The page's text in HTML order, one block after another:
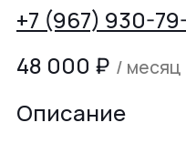
+7 (967) 930-
48 000 ₽ / месяц
Описание